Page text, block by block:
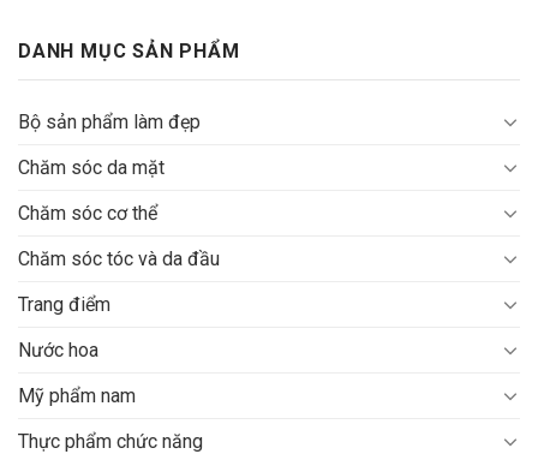
qua
nội
DANH MỤC SẢN PHẨM
Bộ sản phẩm làm đẹp
Chăm sóc da mặt
Chăm sóc cơ thể
Chăm sóc tóc và da đầu
Trang điểm
Nước hoa
Mỹ phẩm nam
Thực phẩm chức năng